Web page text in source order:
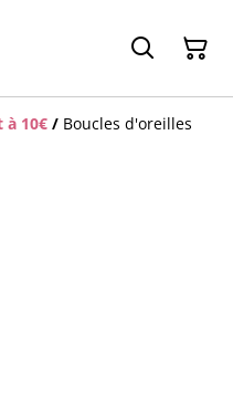
à 10€ / Boucles d'oreilles